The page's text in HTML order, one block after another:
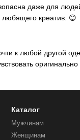
даже для
любящего креатив. 😊
к любой другой
оригинально
Каталог
Мужчинам
Женщинам